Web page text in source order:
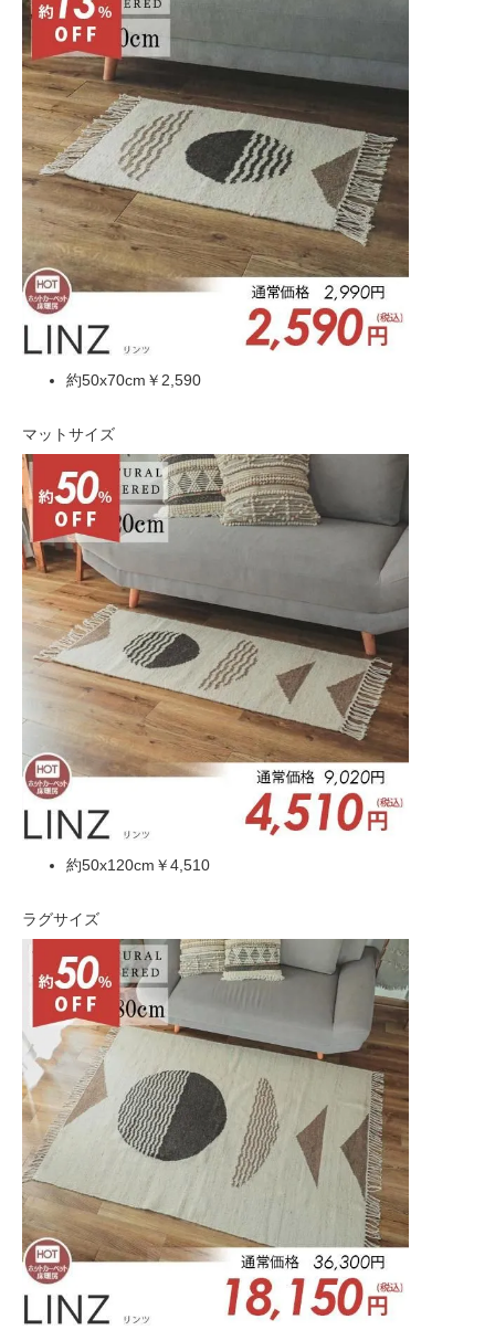
約50x70cm ￥2,590
マットサイズ
約50x120cm ￥4,510
ラグサイズ